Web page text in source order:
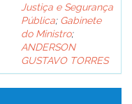
Justiça e Segurança
Pública; Gabinete
do Ministro;
ANDERSON
GUSTAVO TORRES